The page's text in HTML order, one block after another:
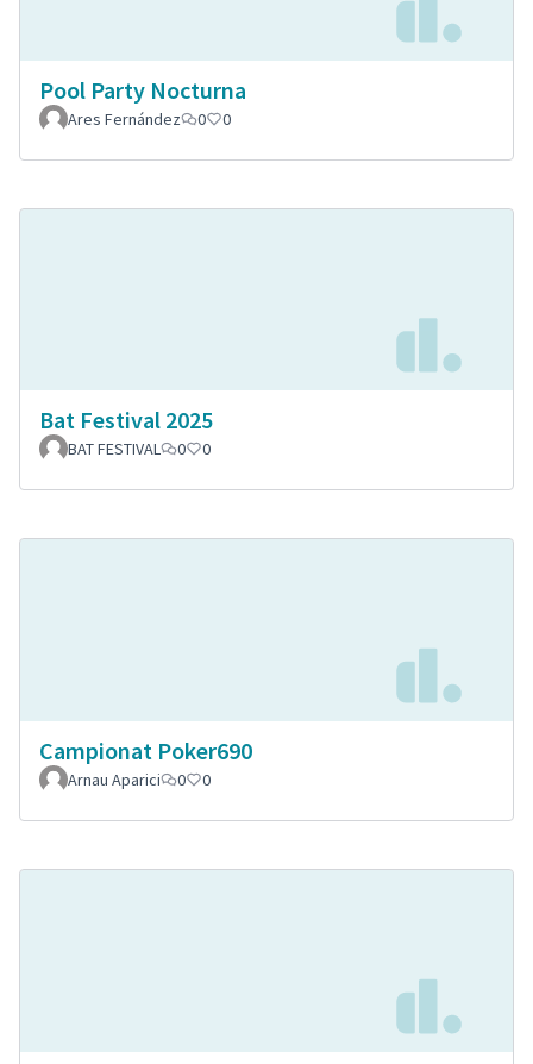
Pool Party Nocturna
Ares Fernández 0 0
Bat Festival 2025
BAT FESTIVAL 0 0
Campionat Poker690
Arnau Aparici 0 0